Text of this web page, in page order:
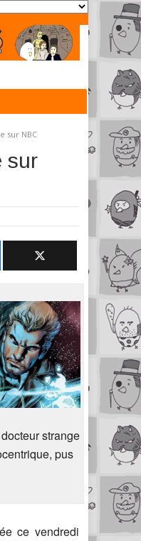
sur NBC
sur
strange
pus
ce vendredi